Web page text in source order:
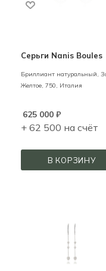
Серьги Nanis Boules
Бриллиант натуральный,
Желтое, 750, Италия
625 000 ₽
+ 62 500 на счёт
В КОРЗИНУ